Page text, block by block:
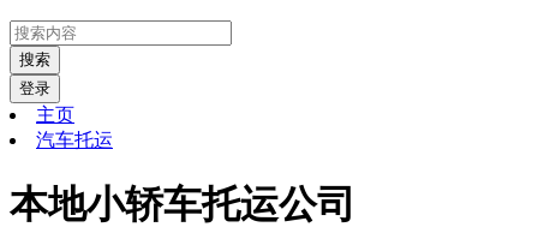
搜索
登录
主页
汽车托运
本地小轿车托运公司